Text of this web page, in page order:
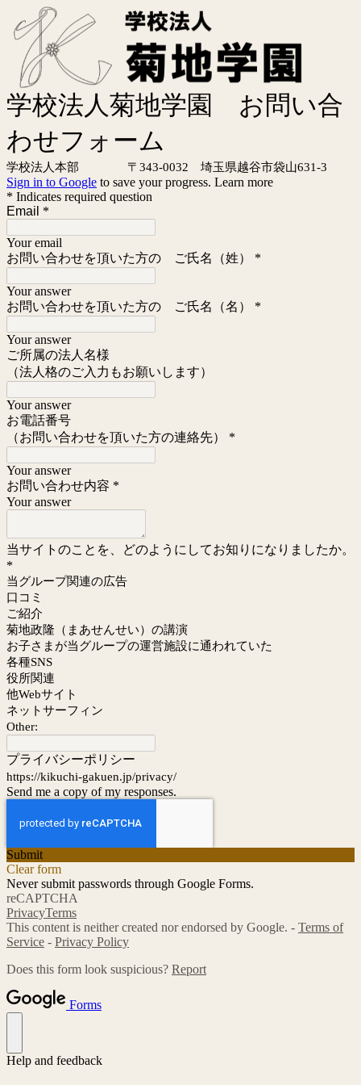
学校法人菊地学園 お問い合
わせフォーム
学校法人本部 〒343-0032 埼玉県越谷市袋山631-3
Sign in to Google to save your progress. Learn more
* Indicates required question
Email *
Your email
お問い合わせを頂いた方の ご氏名（姓）
*
Your answer
お問い合わせを頂いた方の ご氏名（名）
*
Your answer
ご所属の法人名様
（法人格のご入力もお願いします）
Your answer
お電話番号
（お問い合わせを頂いた方の連絡先）
*
Your answer
お問い合わせ内容 *
Your answer
当サイトのことを、どのようにしてお知りになりましたか。
*
当グループ関連の広告
口コミ
ご紹介
菊地政隆（まあせんせい）の講演
お子さまが当グループの運営施設に通われていた
各種SNS
役所関連
他Webサイト
ネットサーフィン
Other:
プライバシーポリシー
https://kikuchi-gakuen.jp/privacy/
Send me a copy of my responses.
Submit
Clear form
Never submit passwords through Google Forms.
reCAPTCHA
PrivacyTerms
This content is neither created nor endorsed by Google. - Terms of
Service - Privacy Policy
Does this form look suspicious? Report
Forms
Help and feedback